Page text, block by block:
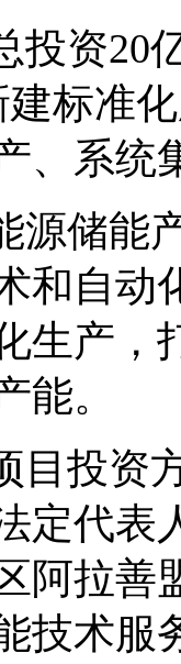
投资20
标准
、系统
源储能
和自动
生产，
能。
目投资
定代
阿拉善
技术服